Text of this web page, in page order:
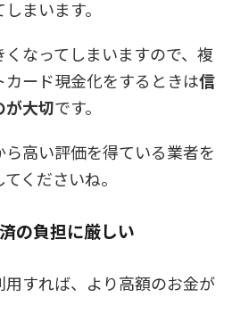
まいます。
なってしまいますので、 複
ード現金化をするときは信
が大切です。
高い評価を得ている業者を
くださいね。
の負担に厳しい
すれば、より高額のお金が